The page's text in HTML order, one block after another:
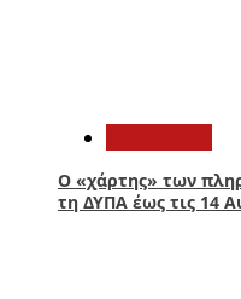
Ο «χάρτης» των
τη ΔΥΠΑ έως τις 14